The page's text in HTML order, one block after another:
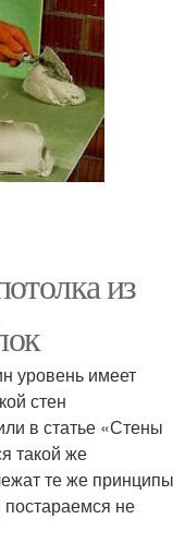
из
уровень имеет
стен
в статье «Стены
такой же
те же принципы
не